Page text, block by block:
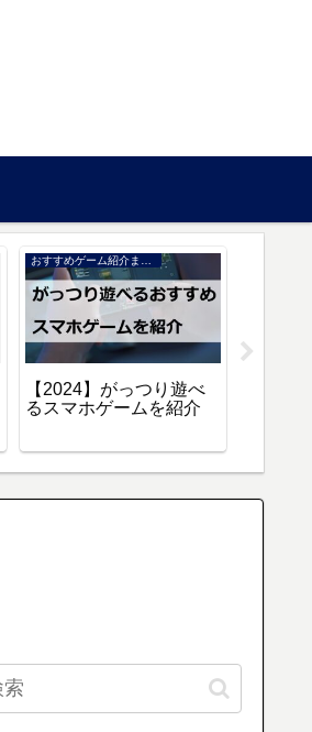
おすすめゲーム紹介まとめ
【2024】がっつり遊べ
るスマホゲームを紹介